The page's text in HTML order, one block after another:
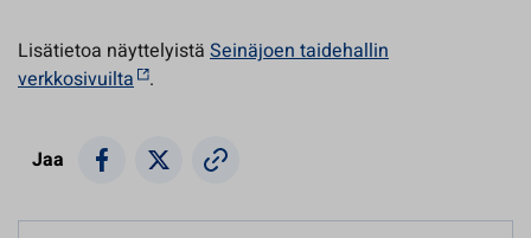
Lisätietoa näyttelyistä Seinäjoen taidehallin
verkkosivuilta .
Jaa